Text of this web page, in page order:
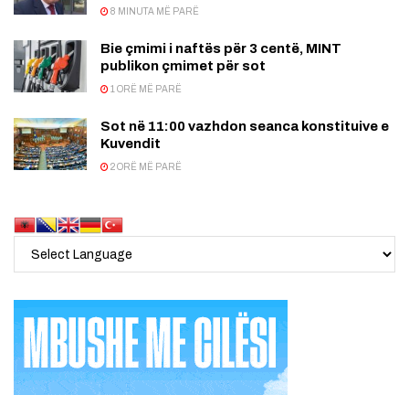
8 MINUTA MË PARË
Bie çmimi i naftës për 3 centë, MINT
publikon çmimet për sot
1 ORË MË PARË
Sot në 11:00 vazhdon seanca konstituive e
Kuvendit
2 ORË MË PARË